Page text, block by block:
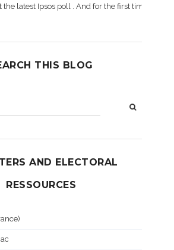
the latest Ipsos poll . And for the first time
THIS BLOG
AND ELECTORAL
RESSOURCES